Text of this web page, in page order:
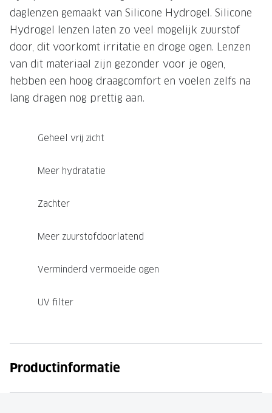
daglenzen gemaakt van Silicone Hydrogel. Silicone
Hydrogel lenzen laten zo veel mogelijk zuurstof
door, dit voorkomt irritatie en droge ogen. Lenzen
van dit materiaal zijn gezonder voor je ogen,
hebben een hoog draagcomfort en voelen zelfs na
lang dragen nog prettig aan.
Geheel vrij zicht
Meer hydratatie
Zachter
Meer zuurstofdoorlatend
Verminderd vermoeide ogen
UV filter
Productinformatie